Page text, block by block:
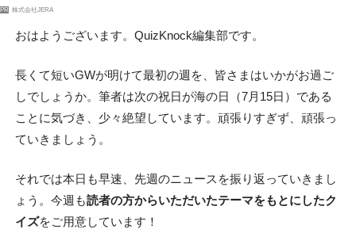
PR 株式会社JERA
おはようございます。QuizKnock編集部です。
長くて短いGWが明けて最初の週を、皆さまはいかがお過ご
しでしょうか。筆者は次の祝日が海の日（7月15日）である
ことに気づき、少々絶望しています。頑張りすぎず、頑張っ
ていきましょう。
それでは本日も早速、先週のニュースを振り返っていきまし
ょう。今週も読者の方からいただいたテーマをもとにしたク
イズをご用意しています！